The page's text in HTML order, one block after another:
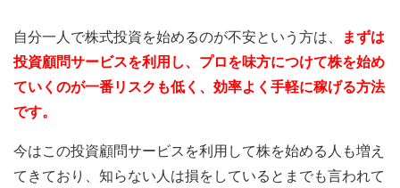
自分一人で株式投資を始めるのが不安という方は、
まずは
投資顧問サービスを利用し、プロを味方につけて株を始め
ていくのが一番リスクも低く、効率よく手軽に稼げる方法
です。
今はこの投資顧問サービスを利用して株を始める人も増え
てきており、知らない人は損をしているとまでも言われて